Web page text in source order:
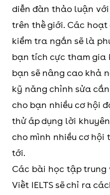
diễn đàn thảo luận
trên thế giới. Các
kiểm tra ngắn sẽ là
bạn tích cực tham gia
bạn sẽ nâng cao khả
kỹ năng chỉnh sửa
cho bạn nhiều cơ hội
thử áp dụng lời
cho mình nhiều cơ hội
tới.
Các bài học tập trung
Viết IELTS sẽ chỉ ra